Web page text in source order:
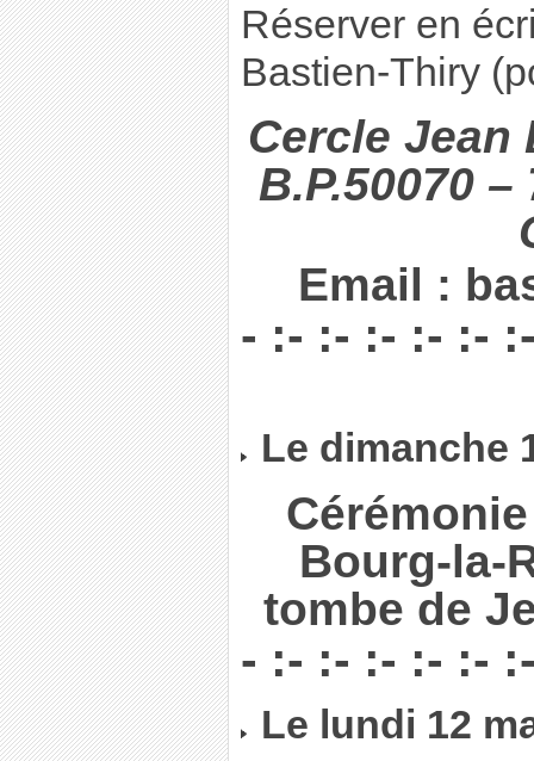
Réserver en
Bastien-Thiry
Cercle Jean
B.P.50070
Email :
- :- :- :- :- :-
Le dimanche
Bourg-la-
tombe de
- :- :- :- :- :-
Le lundi 12